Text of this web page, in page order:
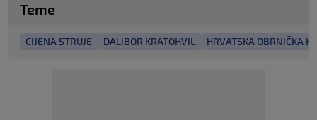
Teme
CIJENA STRUJE DALIBOR KRATOHVIL HRVATSKA OBRNIČKA